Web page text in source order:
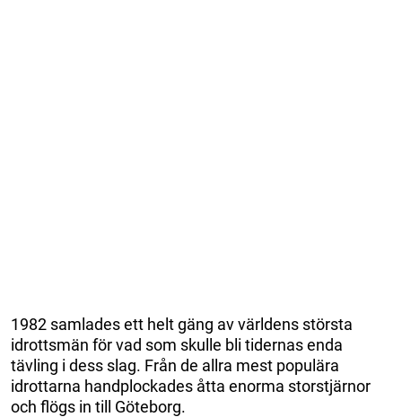
1982 samlades ett helt gäng av världens största
idrottsmän för vad som skulle bli tidernas enda
tävling i dess slag. Från de allra mest populära
idrottarna handplockades åtta enorma storstjärnor
och flögs in till Göteborg.